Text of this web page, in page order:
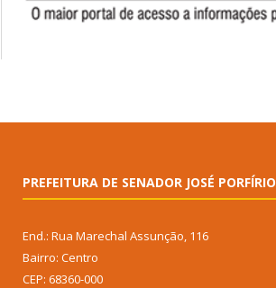
PREFEITURA DE SENADOR JOSÉ PORFÍRIO
End.: Rua Marechal Assunção, 116
Bairro: Centro
CEP: 68360-000